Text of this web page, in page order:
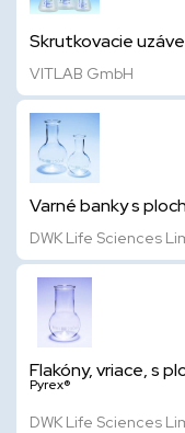
Skrutkovacie
VITLAB GmbH
Varné banky s
DWK Life Sciences
Flakóny, vriace, s
Pyrex®
DWK Life Sciences